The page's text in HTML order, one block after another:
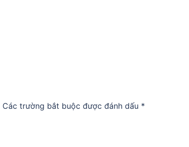
Các trường bắt buộc được đánh dấu *